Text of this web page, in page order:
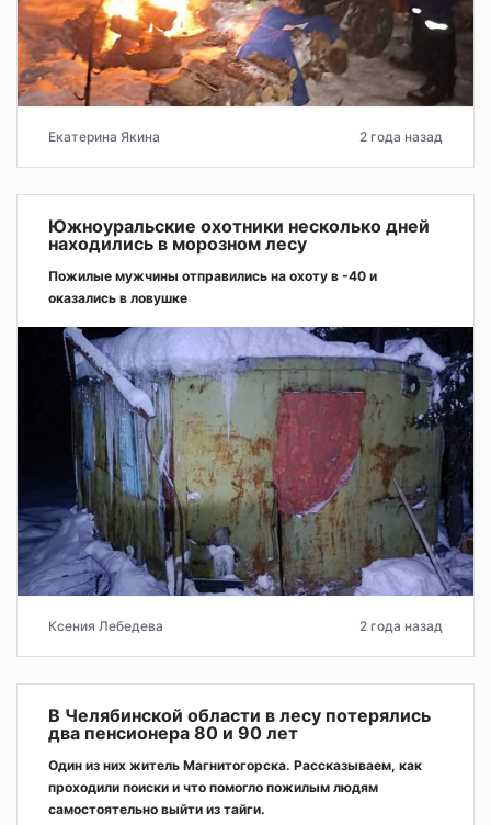
Екатерина Якина 2 года назад
Южноуральские охотники несколько дней
находились в морозном лесу
Пожилые мужчины отправились на охоту в -40 и
оказались в ловушке
Ксения Лебедева 2 года назад
В Челябинской области в лесу потерялись
два пенсионера 80 и 90 лет
Один из них житель Магнитогорска. Рассказываем, как
проходили поиски и что помогло пожилым людям
самостоятельно выйти из тайги.